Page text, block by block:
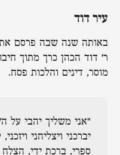
עיר דוד
באותה שנה שבה פרסם
ר' דוד הכהן כרך מתוך
מוסר, דינים והלכות פסח.
"אני משליך יהבי על
יברכני ויצליחני
ספרי, ברכת ידי,